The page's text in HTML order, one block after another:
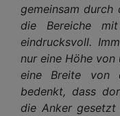
gemeinsam durch
die Bereiche
eindrucksvoll.
nur eine Höhe
eine Breite von
bedenkt, dass
die Anker